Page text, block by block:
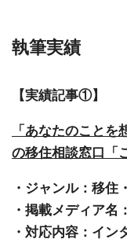
執筆実績
【実績記事①】
「あなたのこと
の移住相談窓口「
・ジャンル：移住
・掲載メディア名
・対応内容：イ